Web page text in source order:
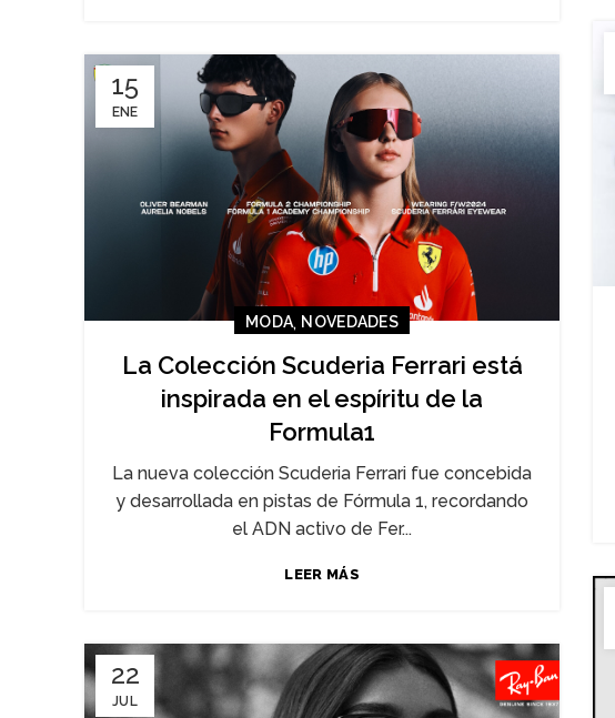
15
ENE
MODA, NOVEDADES
La Colección Scuderia Ferrari está
inspirada en el espíritu de la
Formula1
La nueva colección Scuderia Ferrari fue concebida
y desarrollada en pistas de Fórmula 1, recordando
el ADN activo de Fer...
LEER MÁS
22
JUL